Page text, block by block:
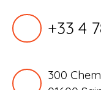
+33 4
300